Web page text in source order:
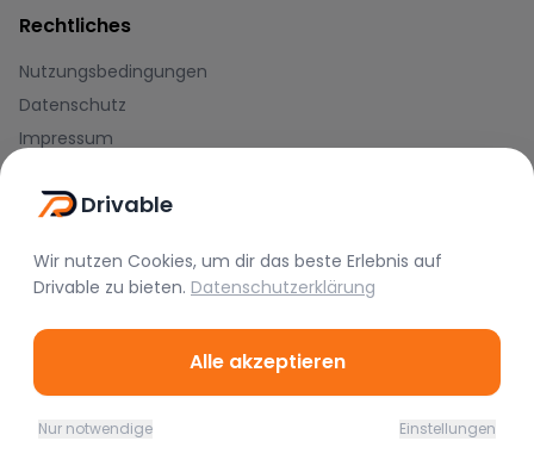
Rechtliches
Nutzungsbedingungen
Datenschutz
Impressum
Blog
Hilfe-Center
Zahlungsmethoden
Drivable
Wir nutzen Cookies, um dir das beste Erlebnis auf
Drivable zu bieten. Datenschutzerklärung
Alle akzeptieren
Nur notwendige Einstellungen